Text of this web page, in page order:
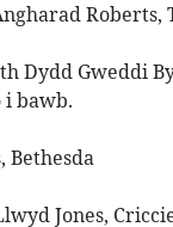
Roberts,
Dydd Gweddi
i bawb.
Bethesda
Jones,